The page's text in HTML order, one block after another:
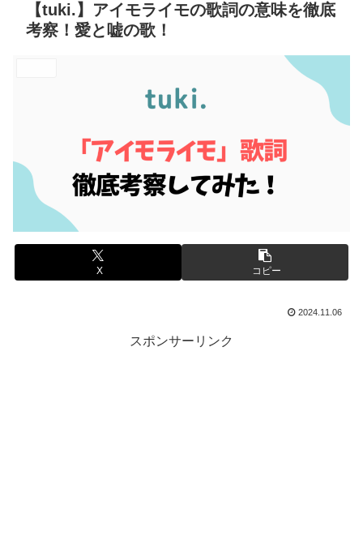
【tuki.】アイモライモの歌詞の意味を徹底
考察！愛と嘘の歌！
X コピー
2024.11.06
スポンサーリンク